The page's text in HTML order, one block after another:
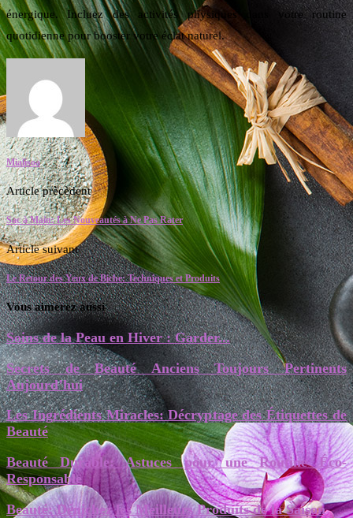
énergique. Incluez des activités physiques dans votre routine
quotidienne pour booster votre éclat naturel.
Mialisoa
Article prècèdent
Sac à Main: Les Nouveautés à Ne Pas Rater
Article suivant
Le Retour des Yeux de Biche: Techniques et Produits
Vous aimerez aussi
Soins de la Peau en Hiver : Garder...
Secrets de Beauté Anciens Toujours Pertinents
Aujourd’hui
Les Ingrédients Miracles: Décryptage des Étiquettes de
Beauté
Beauté Durable: Astuces pour une Routine Éco-
Responsable
Beauté: Dénichez les Meilleurs Produits de la Saison